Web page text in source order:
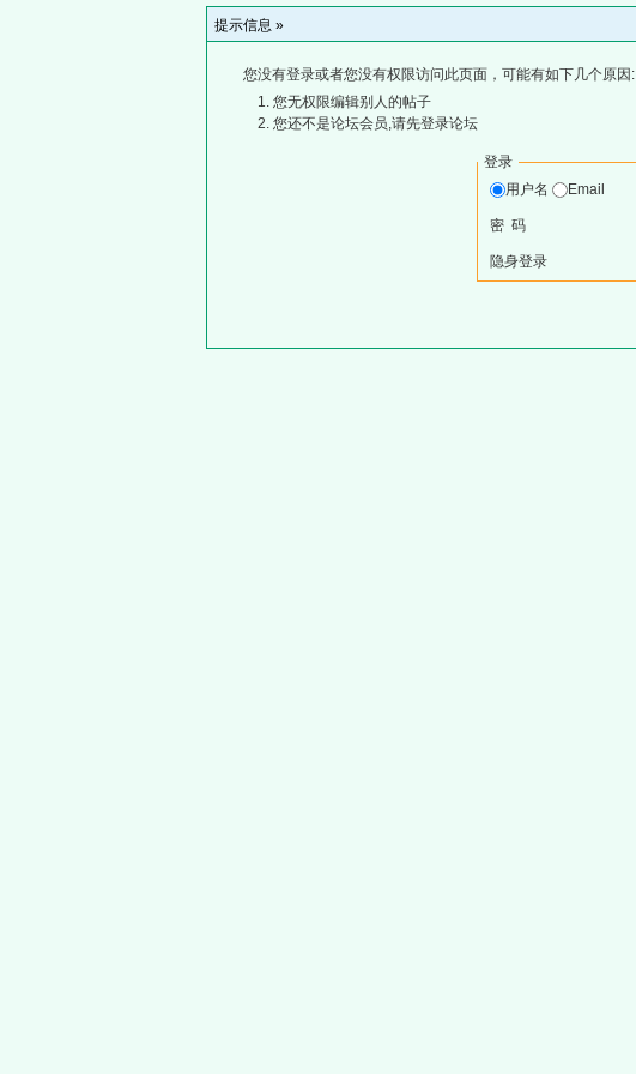
提示信息 »
您没有登录或者您没有权限访问此页面，可能有如下几个原因:
您无权限编辑别人的帖子
您还不是论坛会员,请先登录论坛
登录
用户名
Email
密 码
隐身登录